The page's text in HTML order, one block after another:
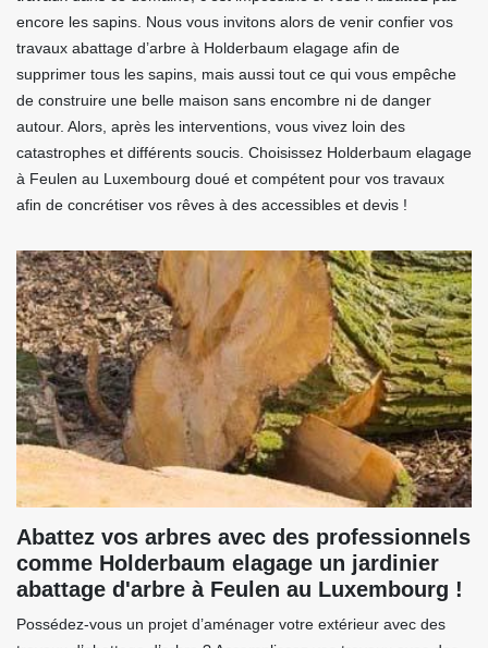
encore les sapins. Nous vous invitons alors de venir confier vos
travaux abattage d’arbre à Holderbaum elagage afin de
supprimer tous les sapins, mais aussi tout ce qui vous empêche
de construire une belle maison sans encombre ni de danger
autour. Alors, après les interventions, vous vivez loin des
catastrophes et différents soucis. Choisissez Holderbaum elagage
à Feulen au Luxembourg doué et compétent pour vos travaux
afin de concrétiser vos rêves à des accessibles et devis !
Abattez vos arbres avec des professionnels
comme Holderbaum elagage un jardinier
abattage d'arbre à Feulen au Luxembourg !
Possédez-vous un projet d’aménager votre extérieur avec des